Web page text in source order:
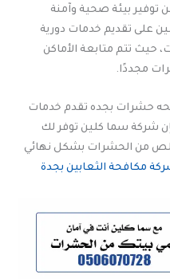
بيئة صحية وآمنة
على تقديم خدمات دورية
حيث تتم متابعة الأماكن
مجددًا.
حشرات بجده تقدم خدمات
شركة سما كلين توفر لك
من الحشرات بشكل نهائي
مكافحة الثعابين بجدة